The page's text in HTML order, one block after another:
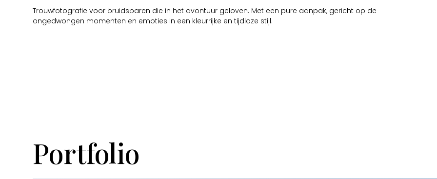
Trouwfotografie voor bruidsparen die in het avontuur geloven. Met een pure aanpak, gericht op de
ongedwongen momenten en emoties in een kleurrijke en tijdloze stijl.
Portfolio